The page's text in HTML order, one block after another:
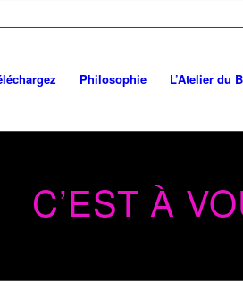
Philosophie L’Atelier du
C’EST À